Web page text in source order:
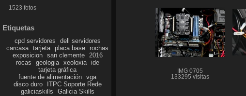
1523 fotos
Etiquetas
cpd servidores
dell servidores
carcasa tarjeta placa base
rochas
exposicion
san clemente
2016
rocas
geologia xeoloxia
ide
tarjeta gráfica
fuente de alimentación
vga
disco duro
ITPC Soporte Rede
galiciaskills
Galicia Skills
IMG 0705
133295 visitas